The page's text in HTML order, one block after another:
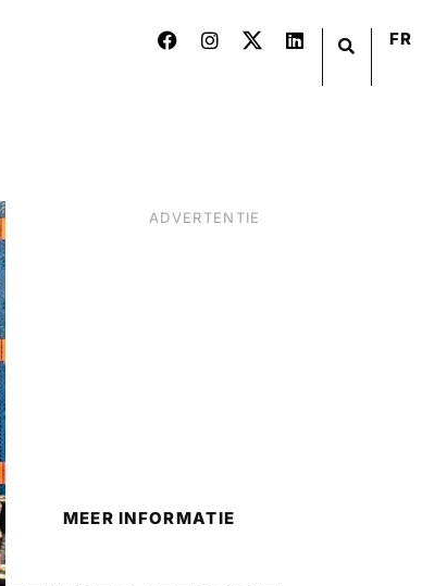
FR
ADVERTENTIE
MEER INFORMATIE